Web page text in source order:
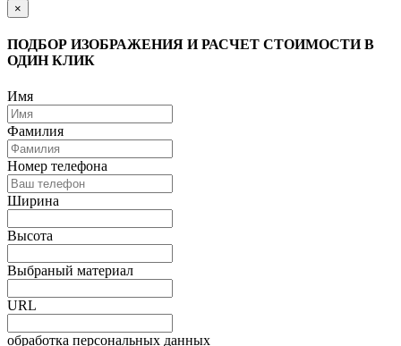
×
ПОДБОР ИЗОБРАЖЕНИЯ И РАСЧЕТ СТОИМОСТИ В
ОДИН КЛИК
Имя
Фамилия
Номер телефона
Ширина
Высота
Выбраный материал
URL
обработка персональных данных